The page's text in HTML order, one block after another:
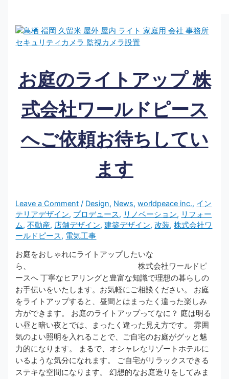
お庭のライトアップ 株
式会社ワールドピース
へご依頼お待ちしてい
ます
Leave a Comment / Design, News,worldpeace inc., イン
テリアデザイン, プロデュース, リノベーション, リフォー
ム,不動産, 店舗デザイン,建築デザイン,改装,株式会社ワ
ールドピース, 電気工事
お庭をおしゃれにライトアップしたいな
ら、 株式会社ワールドピ
ースへ 丁寧なヒアリングと豊富な知識で理想の暮らしの
お手伝いをいたします。お気軽にご相談ください。 お庭
をライトアップすると、昼間とはまったく違った楽しみ
方ができます。 お庭のライトアップってなに？ 庭は明る
い昼と暗い夜とでは、まったく違った見え方です。 雰囲
気のよい照明を入れることで、ご自宅のお庭がグッと魅
力的になります。 まるで、オシャレなリゾートホテルに
いるような気分になれます。 ご自宅がリラックスできる
ステキな空間になります。 幻想的なお庭造りをしてみま